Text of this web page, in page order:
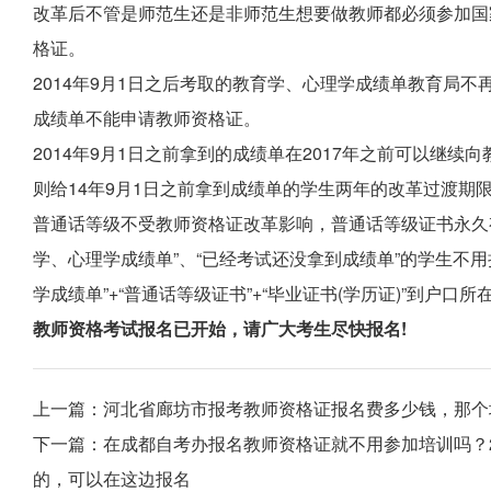
改革后不管是师范生还是非师范生想要做教师都必须参加
格证。
2014年9月1日之后考取的教育学、心理学成绩单教育局不
成绩单不能申请教师资格证。
2014年9月1日之前拿到的成绩单在2017年之前可以继续
则给14年9月1日之前拿到成绩单的学生两年的改革过渡期
普通话等级不受教师资格证改革影响，普通话等级证书永
学、心理学成绩单”、“已经考试还没拿到成绩单”的学生不
学成绩单”+“普通话等级证书”+“毕业证书(学历证)”到户口
教师资格考试报名已开始，请广大考生尽快报名!
上一篇： 河北省廊坊市报考教师资格证报名费多少钱，那
下一篇： 在成都自考办报名教师资格证就不用参加培训吗
的，可以在这边报名